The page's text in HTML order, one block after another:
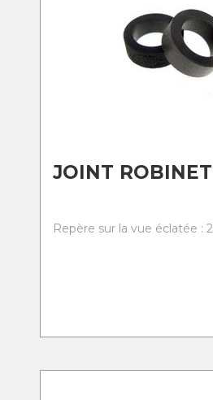
JOINT ROBINET
Repère sur la vue éclatée :